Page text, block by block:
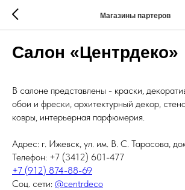
Магазины партеров
Салон «Центрдеко»
В салоне представлены - краски,
обои и фрески, архитектурный декор,
ковры, интерьерная парфюмерия.
Адрес: г. Ижевск, ул. им. В. С. Тарасова,
Телефон: +7 (3412) 601-477
+7 (912) 874-88-69
Соц. сети: @centrdeco